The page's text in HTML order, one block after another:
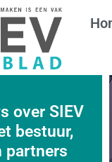
over SIEV
bestuur,
partners